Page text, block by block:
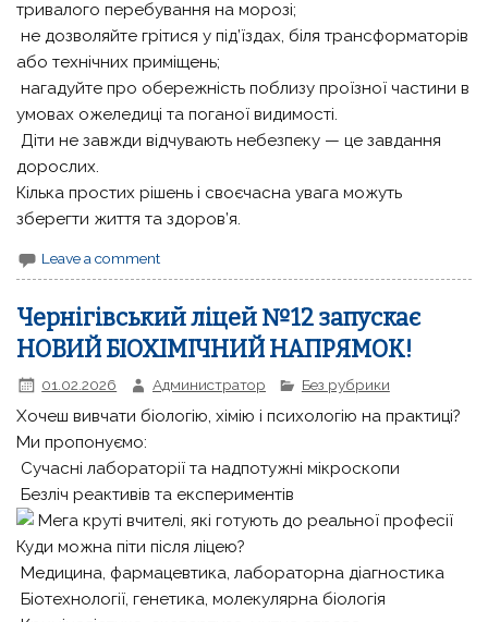
тривалого перебування на морозі;
не дозволяйте грітися у під’їздах, біля трансформаторів
або технічних приміщень;
нагадуйте про обережність поблизу проїзної частини в
умовах ожеледиці та поганої видимості.
Діти не завжди відчувають небезпеку — це завдання
дорослих.
Кілька простих рішень і своєчасна увага можуть
зберегти життя та здоров’я.
Leave a comment
Чернігівський ліцей №12 запускає
НОВИЙ БІОХІМІЧНИЙ НАПРЯМОК!
01.02.2026 Администратор Без рубрики
Хочеш вивчати біологію, хімію і психологію на практиці?
Ми пропонуємо:
Сучасні лабораторії та надпотужні мікроскопи
Безліч реактивів та експериментів
Мега круті вчителі, які готують до реальної професії
Куди можна піти після ліцею?
Медицина, фармацевтика, лабораторна діагностика
Біотехнології, генетика, молекулярна біологія